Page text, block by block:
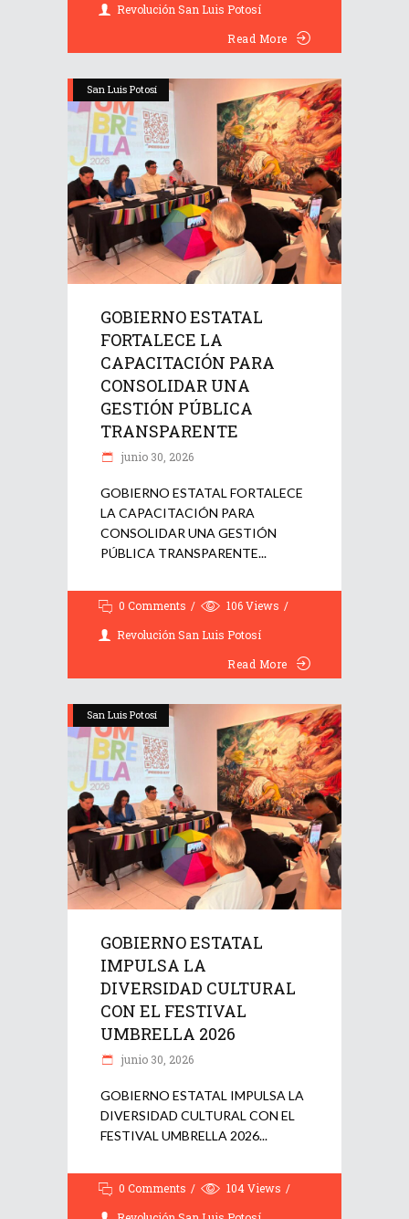
Revolución San Luis Potosí
Read More
San Luis Potosí
GOBIERNO ESTATAL
FORTALECE LA
CAPACITACIÓN PARA
CONSOLIDAR UNA
GESTIÓN PÚBLICA
TRANSPARENTE
junio 30, 2026
GOBIERNO ESTATAL FORTALECE
LA CAPACITACIÓN PARA
CONSOLIDAR UNA GESTIÓN
PÚBLICA TRANSPARENTE
0 Comments 106Views
Revolución San Luis Potosí
Read More
San Luis Potosí
GOBIERNO ESTATAL
IMPULSA LA
DIVERSIDAD CULTURAL
CON EL FESTIVAL
UMBRELLA 2026
junio 30, 2026
GOBIERNO ESTATAL IMPULSA LA
DIVERSIDAD CULTURAL CON EL
FESTIVAL UMBRELLA 2026
0 Comments 104Views